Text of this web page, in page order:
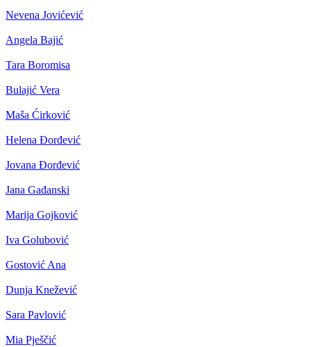
Nevena Jovićević
Angela Bajić
Tara Boromisa
Bulajić Vera
Maša Ćirković
Helena Đorđević
Jovana Đorđević
Jana Gađanski
Marija Gojković
Iva Golubović
Gostović Ana
Dunja Knežević
Sara Pavlović
Mia Pješčić